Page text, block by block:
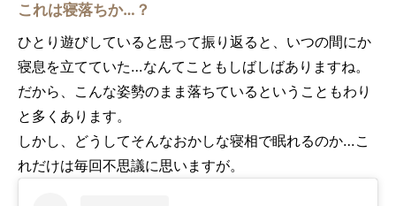
これは寝落ちか…？
ひとり遊びしていると思って振り返ると、いつの間にか
寝息を立てていた…なんてこともしばしばありますね。
だから、こんな姿勢のまま落ちているということもわり
と多くあります。
しかし、どうしてそんなおかしな寝相で眠れるのか…こ
れだけは毎回不思議に思いますが。